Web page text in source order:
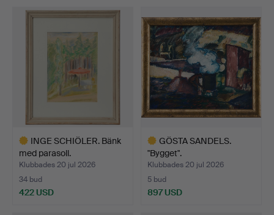
INGE SCHIÖLER. Bänk
med parasoll.
Klubbades 20 jul 2026
34 bud
422 USD
GÖSTA SANDELS.
"Bygget".
Klubbades 20 jul 2026
5 bud
897 USD